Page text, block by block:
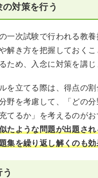
対策を行う
一次試験で行われる教
解き方を把握しておく
ため、入念に対策を講じ
を立てる際は、得点の
野を考慮して、「どの分
てるか」を考えるのが
たような問題が出題さ
集を繰り返し解くのも